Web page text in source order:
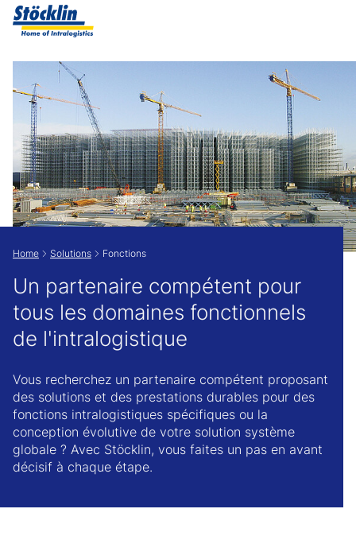
Show convenient version of this site
Don't show this message again
Home Solutions Fonctions
Un partenaire compétent pour
tous les domaines fonctionnels
de l'intralogistique
Vous recherchez un partenaire compétent proposant
des solutions et des prestations durables pour des
fonctions intralogistiques spécifiques ou la
conception évolutive de votre solution système
globale ? Avec Stöcklin, vous faites un pas en avant
décisif à chaque étape.